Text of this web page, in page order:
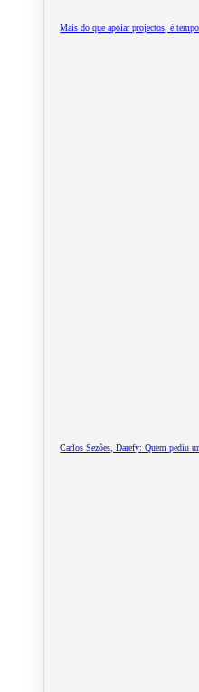
Mais do que apoiar projectos, é
Carlos Sezões, Darefy: Quem pediu